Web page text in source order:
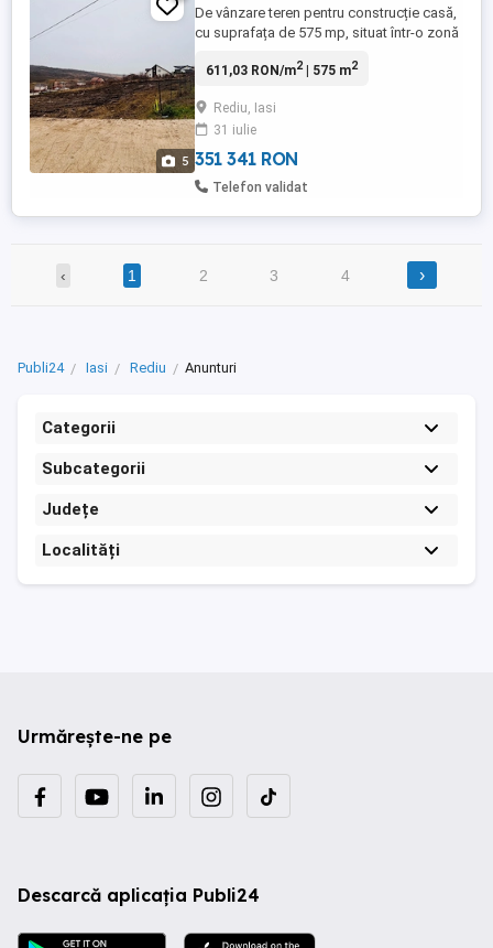
5
De vânzare teren pentru construcție casă,
cu suprafața de 575 mp, situat într-o zonă
dezvoltată. Terenul este pe plan înclinat,
terase, priveliște). Acces din Șoseaua
Rediu, la aproximativ 120 m de drumul
principal Drum privat ...
611,03 RON/m2| 575 m2
Rediu, Iasi
31 iulie
351 341 RON
Telefon validat
‹ 1 2 3 4 ›
Publi24 Iasi Rediu Anunturi
Categorii
Subcategorii
Județe
Localități
Urmărește-ne pe
Descarcă aplicația Publi24